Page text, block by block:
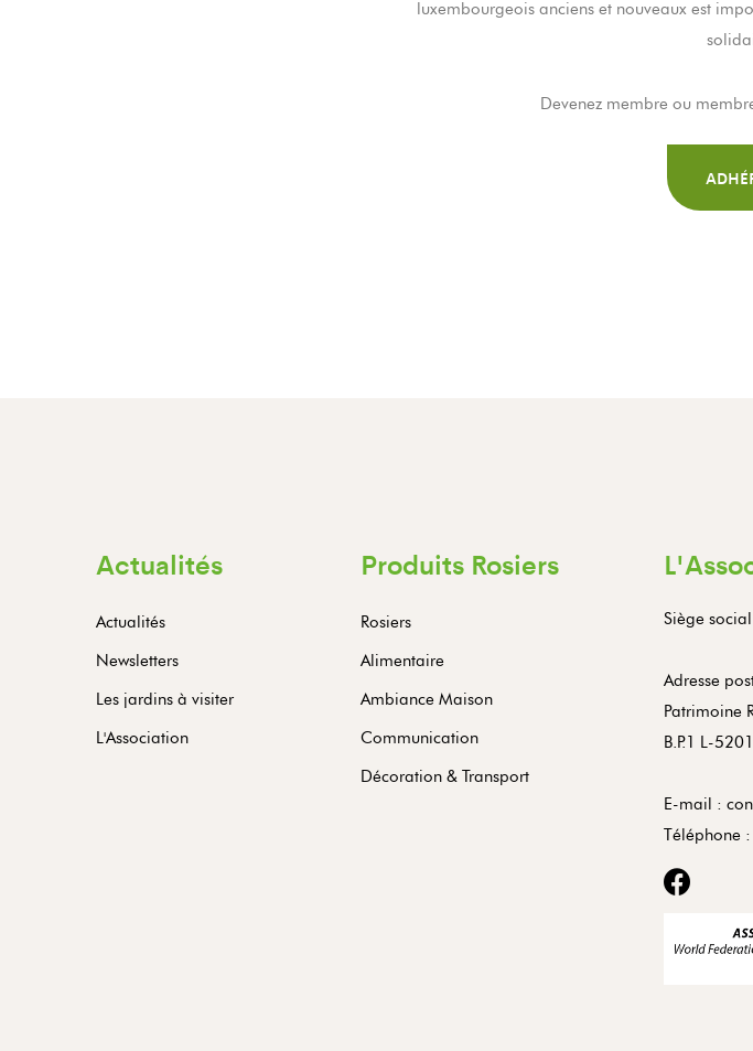
luxembourgeois anciens et nouveaux est
Devenez membre ou
Actualités
Actualités
Newsletters
Les jardins à visiter
L'Association
Produits Rosiers
Rosiers
Alimentaire
Ambiance Maison
Communication
Décoration & Transport
Siège
Adresse
Patrimoine
B.P.1 L-
E-mail :
Téléphone :